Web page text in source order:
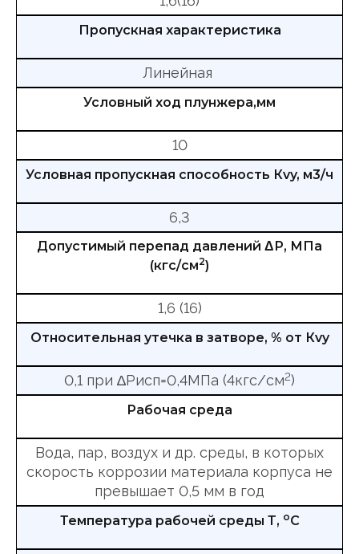
Пропускная характеристика
Линейная
Условный ход плунжера,мм
10
Условная пропускная способность Кvy, м3/ч
6,3
Допустимый перепад давлений ΔР, МПа
(кгс/см2)
1,6 (16)
Относительная утечка в затворе, % от Кvy
0,1 при ∆Рисп=0,4МПа (4кгс/см2)
Рабочая среда
Вода, пар, воздух и др. среды, в которых
скорость коррозии материала корпуса не
превышает 0,5 мм в год
Температура рабочей среды Т, оС